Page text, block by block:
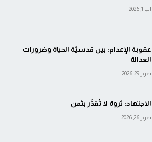
آب 1, 2026
عقوبة الإعدام: بين قدسيّة الحياة وضرورات
العدالة
تموز 29, 2026
الاجتهاد: ثروة لا تُقدَّر بثمن
تموز 26, 2026